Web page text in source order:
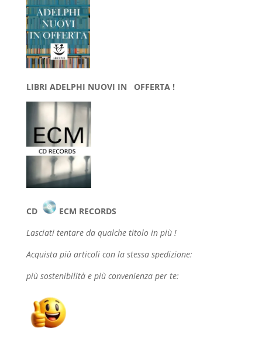
LIBRI ADELPHI NUOVI IN OFFERTA !
CD
ECM RECORDS
Lasciati tentare da qualche titolo in più !
Acquista più articoli con la stessa spedizione:
più sostenibilità e più convenienza per te: